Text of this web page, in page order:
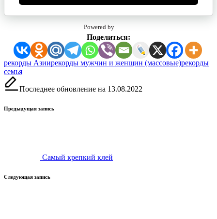
Powered by
Поделиться:
Метки:
рекорды Азиирекорды мужчин и женщин (массовые)рекорды
семья
Последнее обновление на 13.08.2022
Навигация
Предыдущая запись
Самый крепкий клей
Следующая запись